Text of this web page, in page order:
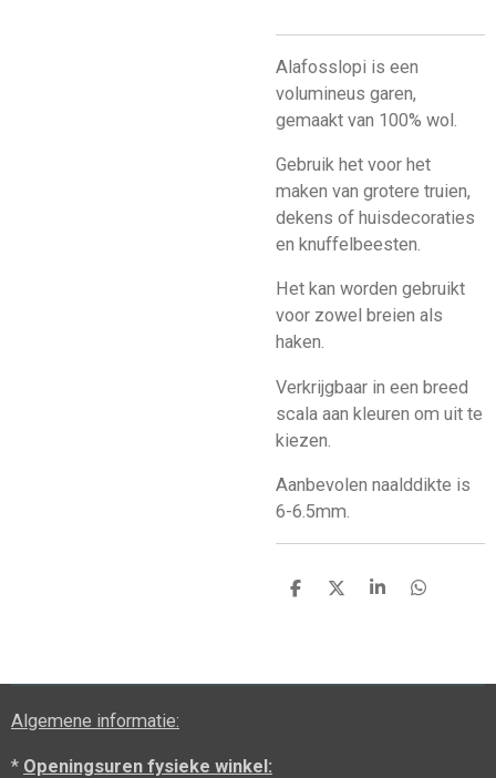
Alafosslopi is een
volumineus garen,
gemaakt van 100% wol.
Gebruik het voor het
maken van grotere truien,
dekens of huisdecoraties
en knuffelbeesten.
Het kan worden gebruikt
voor zowel breien als
haken.
Verkrijgbaar in een breed
scala aan kleuren om uit te
kiezen.
Aanbevolen naalddikte is
6-6.5mm.
D
D
S
D
Algemene informatie:
* Openingsuren fysieke winkel: